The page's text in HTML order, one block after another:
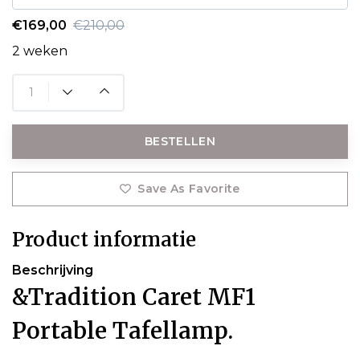
€169,00 €210,00
2 weken
BESTELLEN
Save As Favorite
Product informatie
Beschrijving
&Tradition Caret MF1
Portable Tafellamp.